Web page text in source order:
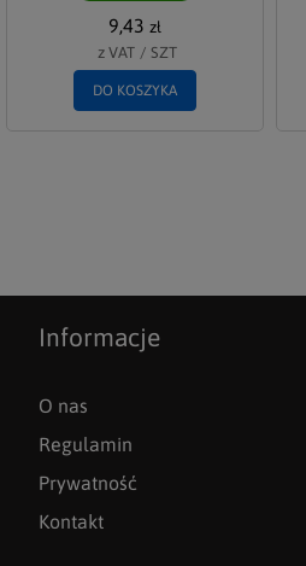
9,43 zł
z VAT / SZT
DO KOSZYKA
Informacje
O nas
Regulamin
Prywatność
Kontakt